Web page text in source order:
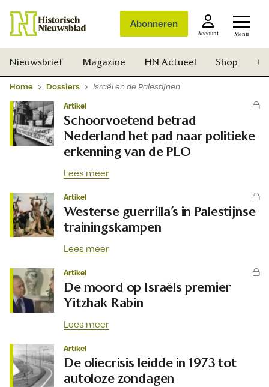
Abonneren
Account Menu
Nieuwsbrief Magazine HN Actueel Shop
Home Dossiers Israël en de Palestijnen
Artikel
Schoorvoetend betrad
Nederland het pad naar politieke
erkenning van de PLO
Lees meer
Artikel
Westerse guerrilla’s in Palestijnse
trainingskampen
Lees meer
Artikel
De moord op Israëls premier
Yitzhak Rabin
Lees meer
Artikel
De oliecrisis leidde in 1973 tot
autoloze zondagen